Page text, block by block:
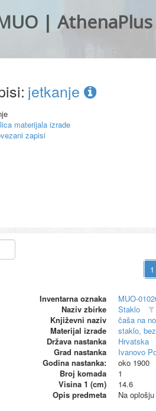
| AthenaPlus
jetkanje
materijala izrade
zapisi
Inventarna oznaka
MUO-
Naziv zbirke
Staklo
Književni naziv
čaša na
Materijal izrade
staklo,
Država nastanka
Hrvatska
Grad nastanka
Ivanovo
Godina nastanka:
oko 1900
Broj komada
1
Visina 1 (cm)
14.6
Opis predmeta
Na